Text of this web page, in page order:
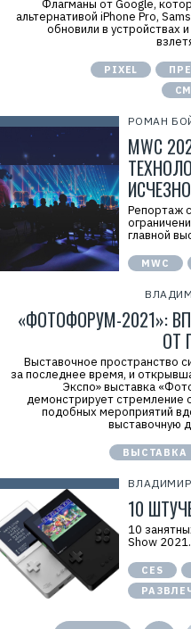
Флагманы от Google,
альтернативой iPhone Pro,
обновили в устройствах
PIXEL
РОМАН
MWC
Репортаж
главной
MWC
«ФОТОФОРУМ-2021»:
ОТ
Выставочное пространство
за последнее время, и
Экспо» выставка
демонстрирует стремление
подобных мероприятий
выставочную
ВЫСТАВКА
10
10
Show 2021.
CES